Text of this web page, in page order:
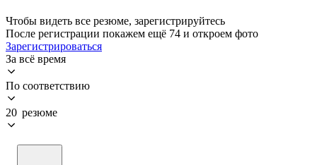
Чтобы видеть все резюме, зарегистрируйтесь
После регистрации покажем ещё 74 и откроем фото
Зарегистрироваться
За всё время
По соответствию
20 резюме